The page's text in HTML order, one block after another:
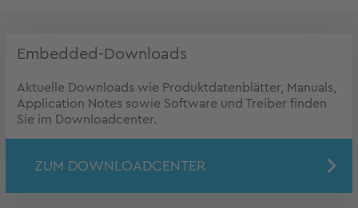
Embedded-Downloads
Aktuelle Downloads wie Produktdatenblätter, Manuals,
Application Notes sowie Software und Treiber finden
Sie im Downloadcenter.
ZUM DOWNLOADCENTER